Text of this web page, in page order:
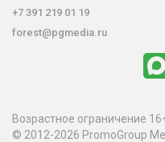
+7 391 219 01 19
forest@pgmedia.ru
Возрастное ограничение
© 2012-2026 PromoGroup